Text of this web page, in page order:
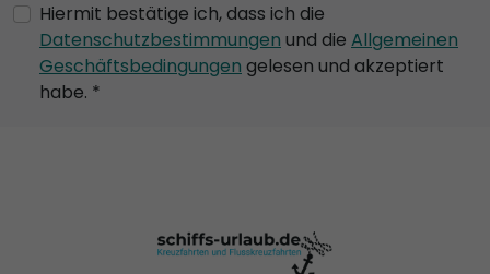
Hiermit bestätige ich, dass ich die
Datenschutzbestimmungen und die Allgemeinen
Geschäftsbedingungen gelesen und akzeptiert
habe. *